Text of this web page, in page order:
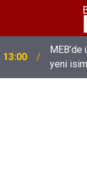
13:00
yeni